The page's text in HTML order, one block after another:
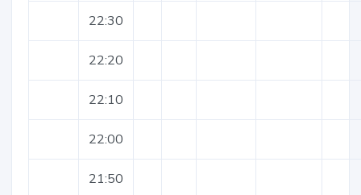
22:30
22:20
22:10
22:00
21:50